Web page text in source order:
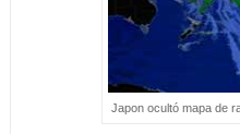
Japon ocultó mapa de